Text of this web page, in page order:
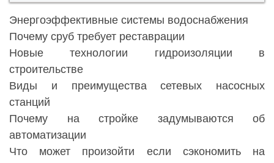
Энергоэффективные системы водоснабжения
Почему сруб требует реставрации
Новые технологии гидроизоляции в
строительстве
Виды и преимущества сетевых насосных
станций
Почему на стройке задумываются об
автоматизации
Что может произойти если сэкономить на